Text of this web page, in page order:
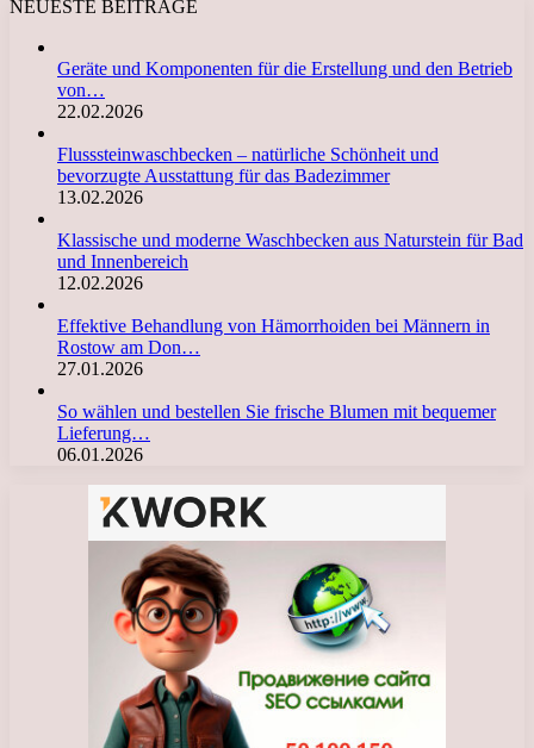
NEUESTE BEITRÄGE
Geräte und Komponenten für die Erstellung und den Betrieb
von…
22.02.2026
Flusssteinwaschbecken – natürliche Schönheit und
bevorzugte Ausstattung für das Badezimmer
13.02.2026
Klassische und moderne Waschbecken aus Naturstein für Bad
und Innenbereich
12.02.2026
Effektive Behandlung von Hämorrhoiden bei Männern in
Rostow am Don…
27.01.2026
So wählen und bestellen Sie frische Blumen mit bequemer
Lieferung…
06.01.2026